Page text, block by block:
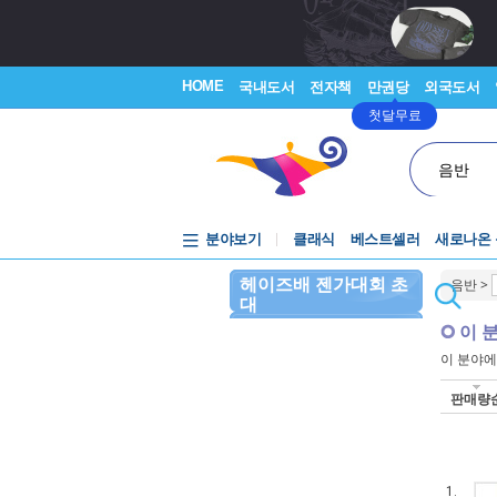
HOME 국내도서 전자책 만권당
첫달무료
외국도서
음반
분야보기 클래식 베스트셀러 새로나온
헤이즈배 젠가대회 초
대
음반>
이
이 분야
판매량
1.